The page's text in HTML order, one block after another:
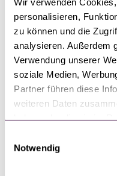
personalisieren,
zu können und die
analysieren. Außerdem
Verwendung unserer
soziale Medien,
Partner führen diese
weiteren Daten
Notwendig
Handel, Retouren,
Logistik
Unternehmen